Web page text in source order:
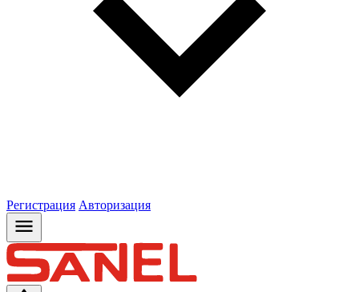
Регистрация Авторизация